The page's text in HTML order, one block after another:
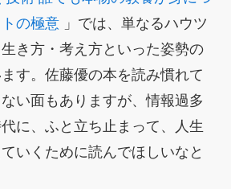
の極意 」では、単なるハウツ
き方・考え方といった姿勢の
す。佐藤優の本を読み慣れて
い面もありますが、情報過多
に、ふと立ち止まって、人生
いくために読んでほしいなと